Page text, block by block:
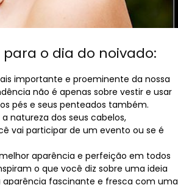
o dia do noivado:
importante e proeminente da nossa
não é apenas sobre vestir e usar
pés e seus penteados também.
natureza dos seus cabelos,
vai participar de um evento ou se é
aparência e perfeição em todos
o que você diz sobre uma ideia
fascinante e fresca com uma